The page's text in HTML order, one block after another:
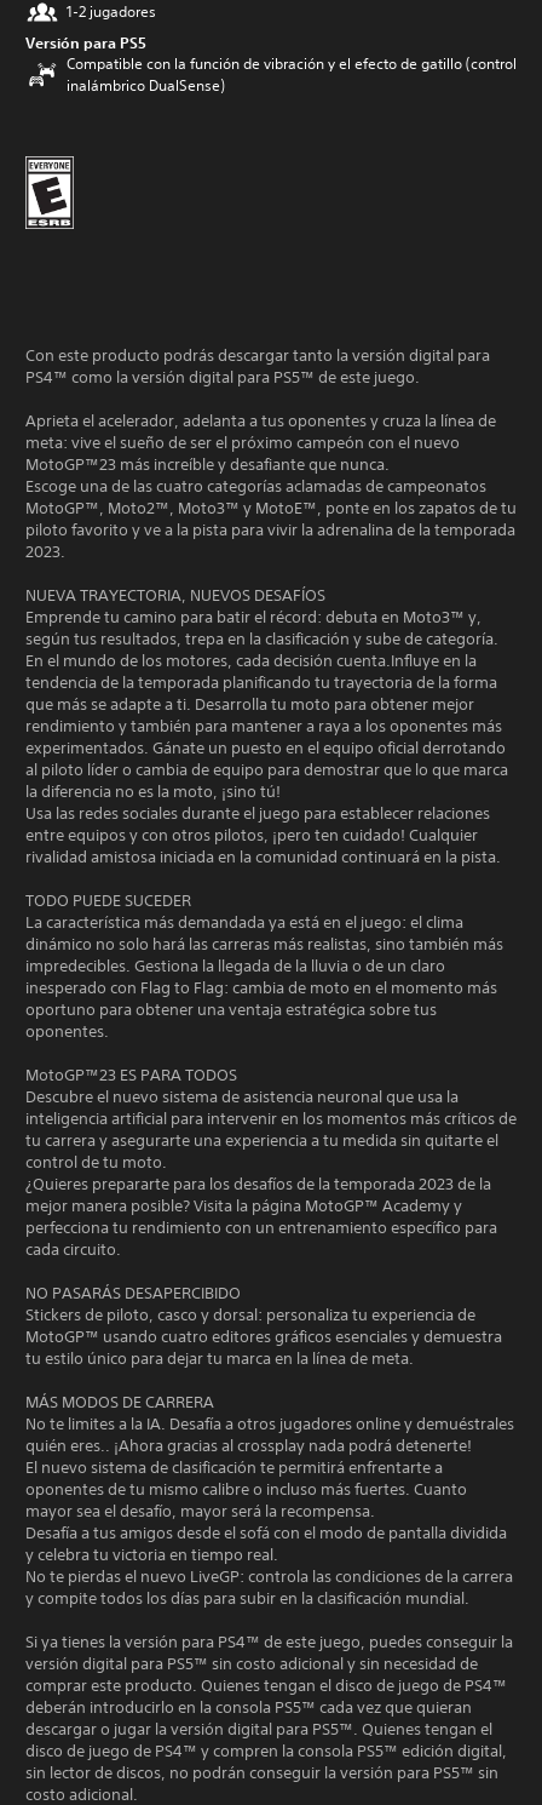
1-2 jugadores
Versión para PS5
Compatible con la función de vibración y el efecto de gatillo (control
inalámbrico DualSense)
Con este producto podrás descargar tanto la versión digital para
PS4™ como la versión digital para PS5™ de este juego.
Aprieta el acelerador, adelanta a tus oponentes y cruza la línea de
meta: vive el sueño de ser el próximo campeón con el nuevo
MotoGP™23 más increíble y desafiante que nunca.
Escoge una de las cuatro categorías aclamadas de campeonatos
MotoGP™, Moto2™, Moto3™ y MotoE™, ponte en los zapatos de tu
piloto favorito y ve a la pista para vivir la adrenalina de la temporada
2023.
NUEVA TRAYECTORIA, NUEVOS DESAFÍOS
Emprende tu camino para batir el récord: debuta en Moto3™ y,
según tus resultados, trepa en la clasificación y sube de categoría.
En el mundo de los motores, cada decisión cuenta.Influye en la
tendencia de la temporada planificando tu trayectoria de la forma
que más se adapte a ti. Desarrolla tu moto para obtener mejor
rendimiento y también para mantener a raya a los oponentes más
experimentados. Gánate un puesto en el equipo oficial derrotando
al piloto líder o cambia de equipo para demostrar que lo que marca
la diferencia no es la moto, ¡sino tú!
Usa las redes sociales durante el juego para establecer relaciones
entre equipos y con otros pilotos, ¡pero ten cuidado! Cualquier
rivalidad amistosa iniciada en la comunidad continuará en la pista.
TODO PUEDE SUCEDER
La característica más demandada ya está en el juego: el clima
dinámico no solo hará las carreras más realistas, sino también más
impredecibles. Gestiona la llegada de la lluvia o de un claro
inesperado con Flag to Flag: cambia de moto en el momento más
oportuno para obtener una ventaja estratégica sobre tus
oponentes.
MotoGP™23 ES PARA TODOS
Descubre el nuevo sistema de asistencia neuronal que usa la
inteligencia artificial para intervenir en los momentos más críticos de
tu carrera y asegurarte una experiencia a tu medida sin quitarte el
control de tu moto.
¿Quieres prepararte para los desafíos de la temporada 2023 de la
mejor manera posible? Visita la página MotoGP™ Academy y
perfecciona tu rendimiento con un entrenamiento específico para
cada circuito.
NO PASARÁS DESAPERCIBIDO
Stickers de piloto, casco y dorsal: personaliza tu experiencia de
MotoGP™ usando cuatro editores gráficos esenciales y demuestra
tu estilo único para dejar tu marca en la línea de meta.
MÁS MODOS DE CARRERA
No te limites a la IA. Desafía a otros jugadores online y demuéstrales
quién eres.. ¡Ahora gracias al crossplay nada podrá detenerte!
El nuevo sistema de clasificación te permitirá enfrentarte a
oponentes de tu mismo calibre o incluso más fuertes. Cuanto
mayor sea el desafío, mayor será la recompensa.
Desafía a tus amigos desde el sofá con el modo de pantalla dividida
y celebra tu victoria en tiempo real.
No te pierdas el nuevo LiveGP: controla las condiciones de la carrera
y compite todos los días para subir en la clasificación mundial.
Si ya tienes la versión para PS4™ de este juego, puedes conseguir la
versión digital para PS5™ sin costo adicional y sin necesidad de
comprar este producto. Quienes tengan el disco de juego de PS4™
deberán introducirlo en la consola PS5™ cada vez que quieran
descargar o jugar la versión digital para PS5™. Quienes tengan el
disco de juego de PS4™ y compren la consola PS5™ edición digital,
sin lector de discos, no podrán conseguir la versión para PS5™ sin
costo adicional.